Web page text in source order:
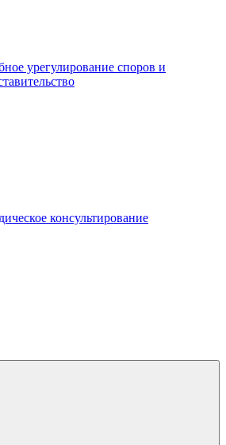
урегулирование споров и
консультирование